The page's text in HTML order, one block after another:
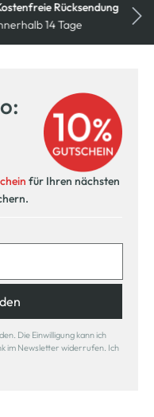
für Ihren nächsten
Die Einwilligung kann ich
im Newsletter widerrufen. Ich